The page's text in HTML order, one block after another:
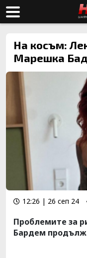
На косъм:
Марешка
12:26 | 26 сеп 24
Проблемите за
Бардем